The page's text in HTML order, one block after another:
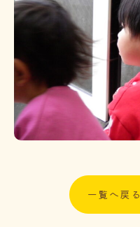
一覧へ戻る